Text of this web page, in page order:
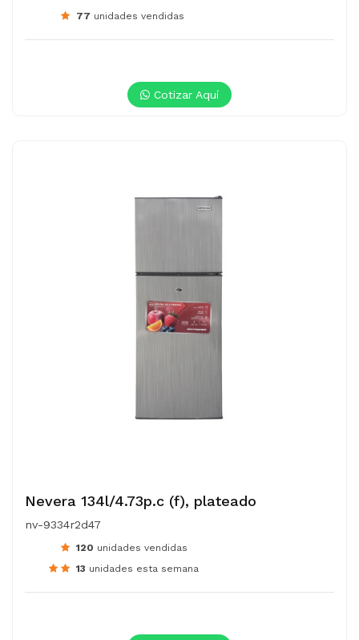
77 unidades vendidas
Cotizar Aquí
Nevera 134l/4.73p.c (f), plateado
nv-9334r2d47
120 unidades vendidas
13 unidades esta semana